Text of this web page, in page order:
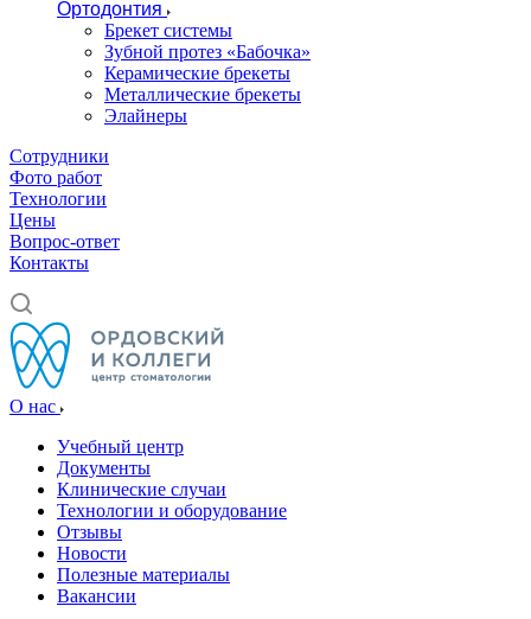
Ортодонтия
Брекет системы
Зубной протез «Бабочка»
Керамические брекеты
Металлические брекеты
Элайнеры
Сотрудники
Фото работ
Технологии
Цены
Вопрос-ответ
Контакты
О нас
Учебный центр
Документы
Клинические случаи
Технологии и оборудование
Отзывы
Новости
Полезные материалы
Вакансии